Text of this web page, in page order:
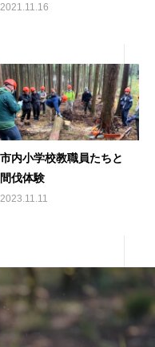
2021.11.16
市内小学校教職員たちと
間伐体験
2023.11.11